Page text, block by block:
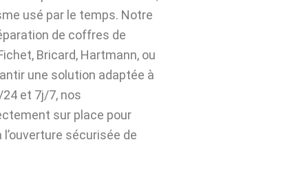
usé par le temps. Notre
de coffres de
Bricard, Hartmann, ou
une solution adaptée à
et 7j/7, nos
sur place pour
sécurisée de